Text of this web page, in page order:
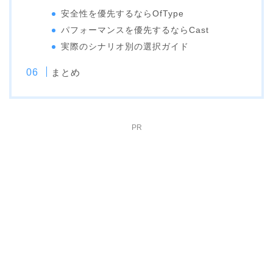
安全性を優先するならOfType
パフォーマンスを優先するならCast
実際のシナリオ別の選択ガイド
まとめ
PR